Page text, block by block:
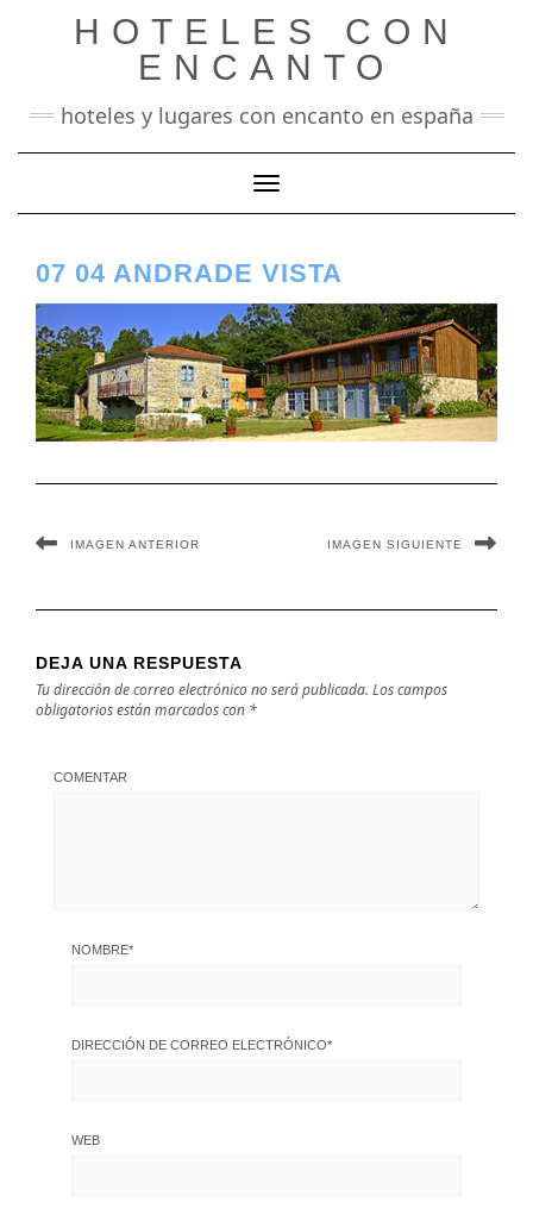
HOTELES CON
ENCANTO
hoteles y lugares con encanto en españa
Cambiar modo de navegación
07 04 ANDRADE VISTA
IMAGEN ANTERIOR IMAGEN SIGUIENTE
DEJA UNA RESPUESTA
Tu dirección de correo electrónico no será publicada. Los campos
obligatorios están marcados con *
COMENTAR
NOMBRE*
DIRECCIÓN DE CORREO ELECTRÓNICO*
WEB